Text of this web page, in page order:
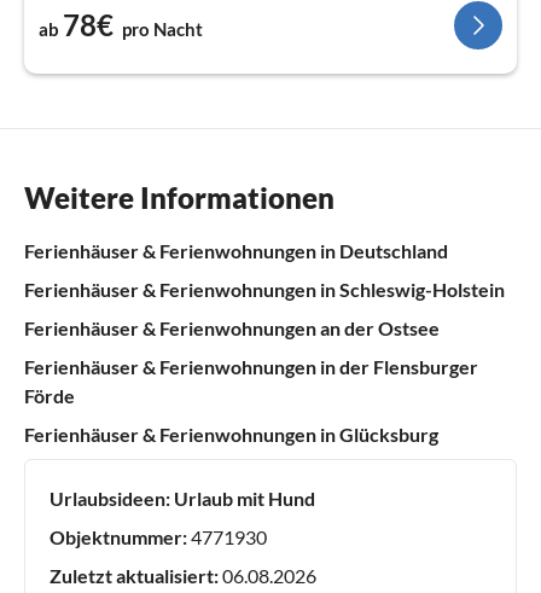
ab 78€ pro Nacht
Weitere Informationen
Ferienhäuser & Ferienwohnungen in Deutschland
Ferienhäuser & Ferienwohnungen in Schleswig-Holstein
Ferienhäuser & Ferienwohnungen an der Ostsee
Ferienhäuser & Ferienwohnungen in der Flensburger
Förde
Ferienhäuser & Ferienwohnungen in Glücksburg
Urlaubsideen: Urlaub mit Hund
Objektnummer:4771930
Zuletzt aktualisiert:06.08.2026